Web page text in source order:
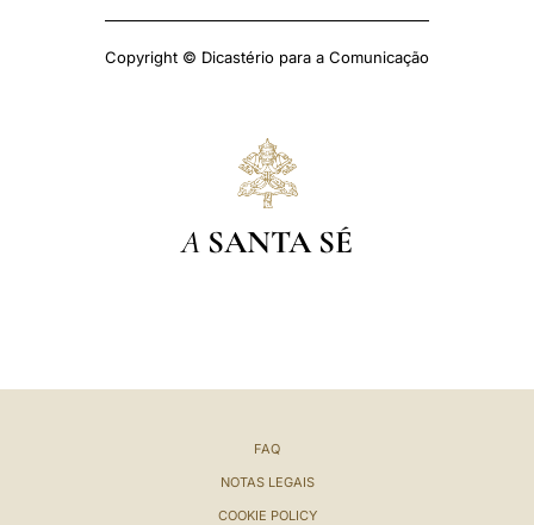
Copyright © Dicastério para a Comunicação
A SANTA SÉ
FAQ
NOTAS LEGAIS
COOKIE POLICY